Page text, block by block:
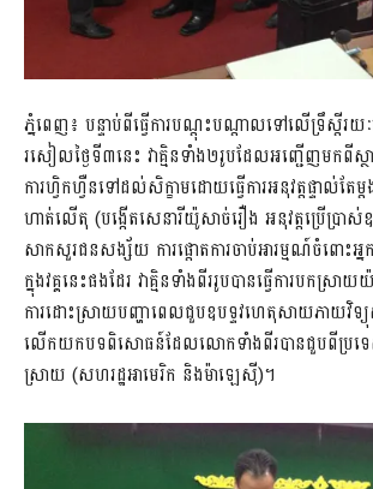
ភ្នំពេញ៖ បន្ទាប់ពីធ្វើការបណ្តុះបណ្តាលទៅលើទ្រឹស្តីរ
រសៀលថ្ងៃទី៣នេះ វាគ្មិនទាំង២រូបដែលអញ្ជើញមកពីស្
ការហ្វិកហ្វឺនទៅដល់សិក្ខាមដោយធ្វើការអនុវត្តផ្ទាល់តែម្
ហាត់លើតុ (បង្កើតសេនារីយ៉ូសាច់រឿង អនុវត្តប្រើប្រ
សាកសួរជនសង្ស័យ ការផ្តោតការចាប់អារម្មណ៍ចំពោះអ្
ក្នុងវគ្គនេះផងដែរ វាគ្មិនទាំងពីររូបបានធ្វើការបកស្រ
ការដោះស្រាយបញ្ហាពេលជួបឧបទ្ទវហេតុសាយភាយវិ
លើកយកបទពិសោធន៍ដែលលោកទាំងពីរបានជួបពីប្រទ
ស្រាយ (សហរដ្ឋអាមេរិក និងម៉ាឡេស៊ី)។